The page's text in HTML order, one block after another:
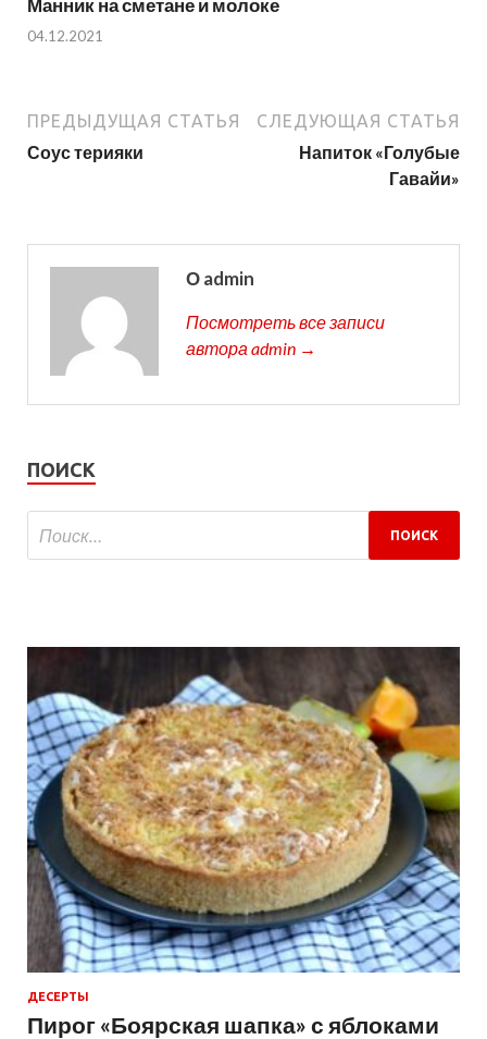
Манник на сметане и молоке
04.12.2021
ПРЕДЫДУЩАЯ СТАТЬЯ
Соус терияки
СЛЕДУЮЩАЯ СТАТЬЯ
Напиток «Голубые
Гавайи»
О admin
Посмотреть все записи
автора admin →
ПОИСК
ДЕСЕРТЫ
Пирог «Боярская шапка» с яблоками